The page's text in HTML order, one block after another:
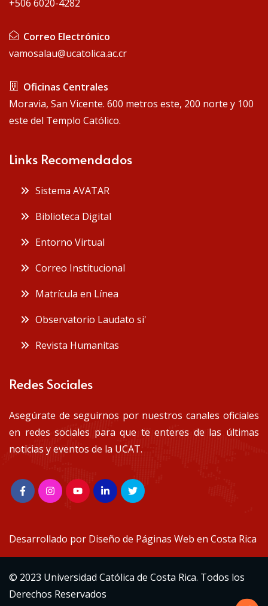
+506 6020-4282
Correo Electrónico
vamosalau@ucatolica.ac.cr
Oficinas Centrales
Moravia, San Vicente. 600 metros este, 200 norte y 100
este del Templo Católico.
Links Recomendados
Sistema AVATAR
Biblioteca Digital
Entorno Virtual
Correo Institucional
Matrícula en Línea
Observatorio Laudato si'
Revista Humanitas
Redes Sociales
Asegúrate de seguirnos por nuestros canales oficiales
en redes sociales para que te enteres de las últimas
noticias y eventos de la UCAT.
Desarrollado por Diseño de Páginas Web en Costa Rica
© 2023 Universidad Católica de Costa Rica. Todos los
Derechos Reservados